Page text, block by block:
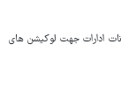
ادارات جهت لوکیشن های